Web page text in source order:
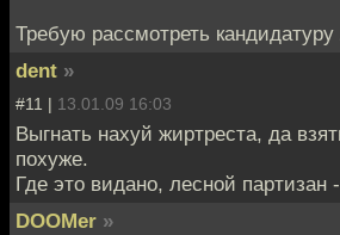
Требую рассмотреть
dent »
#11 | 13.01.09 16:03
Выгнать нахуй жиртреста, да
похуже.
Где это видано, лесной партизан
DOOMer »